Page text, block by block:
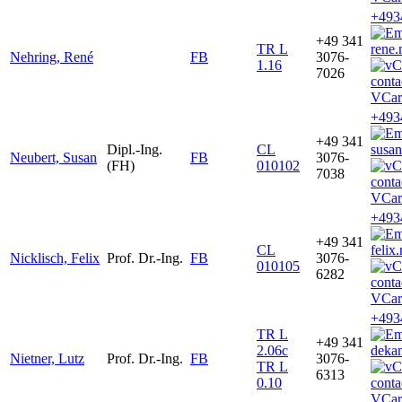
Nehring, René FB
TR L
1.16
+49 341
3076-
7026
Neubert, Susan
Dipl.-Ing.
(FH)
FB
CL
010102
+49 341
3076-
7038
Nicklisch, Felix Prof. Dr.-Ing. FB
CL
010105
+49 341
3076-
6282
Nietner, Lutz Prof. Dr.-Ing. FB
TR L
2.06c
TR L
0.10
+49 341
3076-
6313